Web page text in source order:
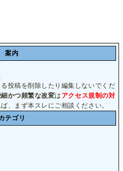
案内
る投稿を削除したり編集しないでくだ
細かつ頻繁な改変は アクセス規制の対
、まず本スレにご相談ください。
テゴリ